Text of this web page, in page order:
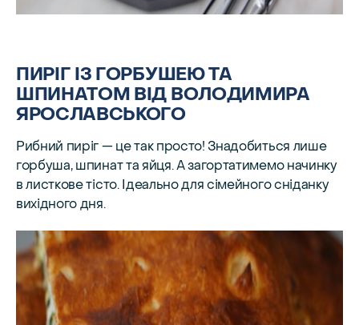
ПИРІГ ІЗ ГОРБУШЕЮ ТА
ШПИНАТОМ ВІД ВОЛОДИМИРА
ЯРОСЛАВСЬКОГО
Рибний пиріг — це так просто! Знадобиться лише
горбуша, шпинат та яйця. А загортатимемо начинку
в листкове тісто. Ідеально для сімейного сніданку
вихідного дня.